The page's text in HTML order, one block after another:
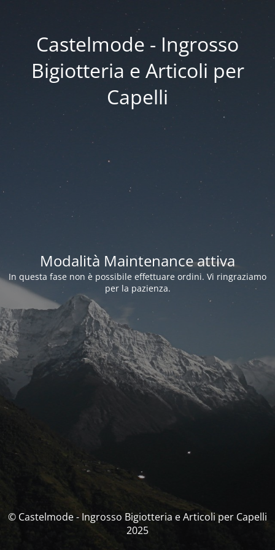
Castelmode - Ingrosso
Bigiotteria e Articoli per
Capelli
Modalità Maintenance attiva
In questa fase non è possibile effettuare ordini. Vi ringraziamo
per la pazienza.
© Castelmode - Ingrosso Bigiotteria e Articoli per Capelli
2025